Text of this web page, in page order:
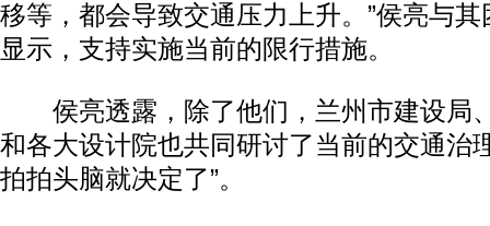
移等，都会导致交通压力上升。”侯亮与
显示，支持实施当前的限行措施。
侯亮透露，除了他们，兰州市建设局
和各大设计院也共同研讨了当前的交通治
拍拍头脑就决定了”。